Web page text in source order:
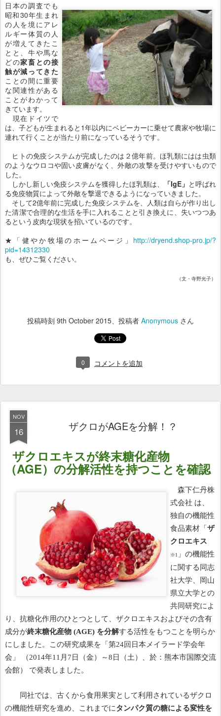
日本の調査でも
昭和30年生まれ
の人を境にアレ
ルギー体質の人
が増えてきたこ
とと、牛や馬な
どの家畜との接
触が減ってきた
ことの間に重要
な関連性がある
ことがわかって
きています。
現在ドイツで
は、子どもが生まれると1年以内にベビーカーに乗せて農家や牧場に
連れて行くことが当たり前になっているそうです。
ヒトの免疫システムが完成したのは２億年前。ほ乳類にはは虫類
のようなウロコや固い皮膚がなく、外敵の攻撃を受けやすいもので
した。
しかし新しい免疫システムを獲得したほ乳類は、
「IgE」 と呼ばれ
る免疫物質によって外敵を撃退できるようになっていきました。
そして2億年前に完成した免疫システムを、人類は自らが作り出し
た清潔で合理的な生活を手に入れることと引き換えに、失いつつあ
るという皮肉な現状を招いているのです。
★「健やか牧場のホームページ」 http://dryend.shop-pro.jp/?
pid=14312330
も、ぜひご覧ください。
（文・寺野光子）
投稿時刻 9th October 2015、投稿者 Anonymous さん
0 コメントを追加
NOV
16 ザクロがAGEを分解！？
ザクロエキスが終末糖化産物
（AGE）の分解活性を持つことを確認
森下仁丹株
式会社 は、
独自の機能性
食品素材「ザ
クロエキス
※1
」の機能性
に関する同志
社大学、岡山
県立大学との
共同研究によ
り、抗糖化作用のひとつとして、ザクロエキスおよびその含有
成分が終末糖化産物 (AGE) を分解する活性をもつことを明らか
にしました。この研究成果を「第24回日本メイラード学会年
会」 （2014年11 月 7日（金）～8日（土）、於：熊本市国際交流
会館） で発表しました。
同社では、古くから食用果実として利用されているザクロ
の機能性研究を進め、これまでにタンパク質の糖による変性を